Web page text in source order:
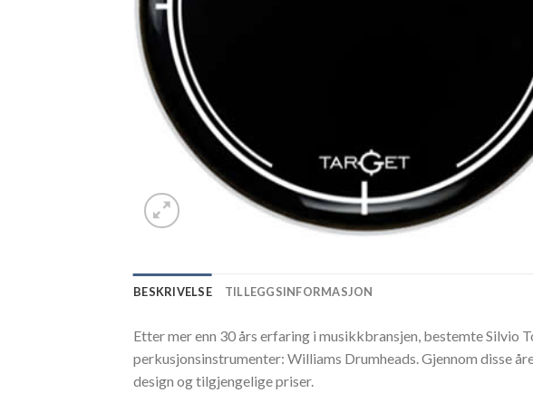
BESKRIVELSE TILLEGGSINFORMASJON
Etter mer enn 30 års erfaring i musikkbransjen, bestemte Silvio
perkusjonsinstrumenter: Williams Drumheads. Gjennom disse
design og tilgjengelige priser.